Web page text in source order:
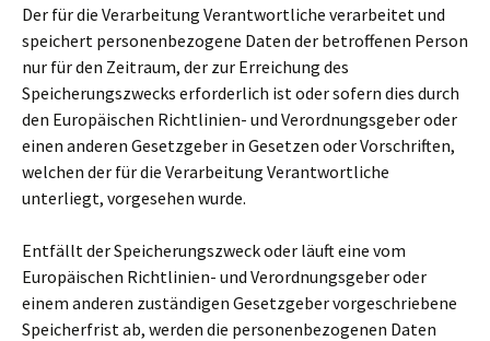
Der für die Verarbeitung Verantwortliche verarbeitet und
speichert personenbezogene Daten der betroffenen Person
nur für den Zeitraum, der zur Erreichung des
Speicherungszwecks erforderlich ist oder sofern dies durch
den Europäischen Richtlinien- und Verordnungsgeber oder
einen anderen Gesetzgeber in Gesetzen oder Vorschriften,
welchen der für die Verarbeitung Verantwortliche
unterliegt, vorgesehen wurde.
Entfällt der Speicherungszweck oder läuft eine vom
Europäischen Richtlinien- und Verordnungsgeber oder
einem anderen zuständigen Gesetzgeber vorgeschriebene
Speicherfrist ab, werden die personenbezogenen Daten